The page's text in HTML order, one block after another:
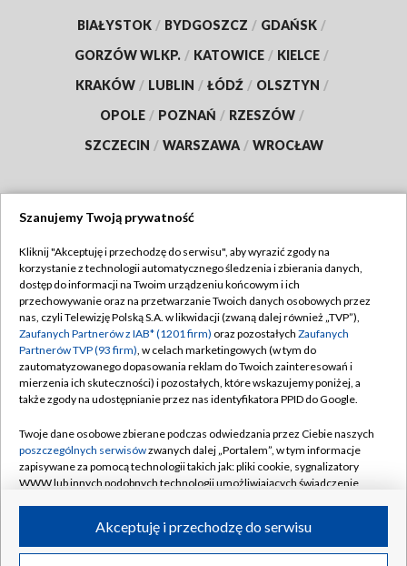
BIAŁYSTOK / BYDGOSZCZ / GDAŃSK /
GORZÓW WLKP. / KATOWICE / KIELCE /
KRAKÓW / LUBLIN / ŁÓDŹ / OLSZTYN /
OPOLE / POZNAŃ / RZESZÓW /
SZCZECIN / WARSZAWA / WROCŁAW
TVP
Abonament TVP
Emisja w TVP
Centrum informacji TVP
Naziemna Telewizja Cyfrowa
Rada Programowa
System NOS
Informacje o nadawcy
Program dla prasy
Regulamin TVP
Polityka prywatności
Moje zgody
Pomoc
Kontakt
Kanały
©2026 Telewizja Polska S.A. w likwidacji
Szanujemy Twoją prywatność
Kliknij "Akceptuję i przechodzę do serwisu", aby wyrazić zgody na
korzystanie z technologii automatycznego śledzenia i zbierania danych,
dostęp do informacji na Twoim urządzeniu końcowym i ich
przechowywanie oraz na przetwarzanie Twoich danych osobowych przez
nas, czyli Telewizję Polską S.A. w likwidacji (zwaną dalej również „TVP”),
Zaufanych Partnerów z IAB* (1201 firm) oraz pozostałych Zaufanych
Partnerów TVP (93 firm), w celach marketingowych (w tym do
zautomatyzowanego dopasowania reklam do Twoich zainteresowań i
mierzenia ich skuteczności) i pozostałych, które wskazujemy poniżej, a
także zgody na udostępnianie przez nas identyfikatora PPID do Google.
Twoje dane osobowe zbierane podczas odwiedzania przez Ciebie naszych
poszczególnych serwisówzwanych dalej „Portalem”, w tym informacje
zapisywane za pomocą technologii takich jak: pliki cookie, sygnalizatory
WWW lub innych podobnych technologii umożliwiających świadczenie
ruchu w Internecie.Akceptuję i przechodzę do serwisu